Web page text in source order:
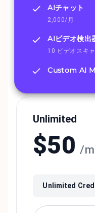
AIチャット
2,000/月
AIビデオ検出
10 ビデオスキ
Custom AI
Unlimited
$50 /
Unlimited